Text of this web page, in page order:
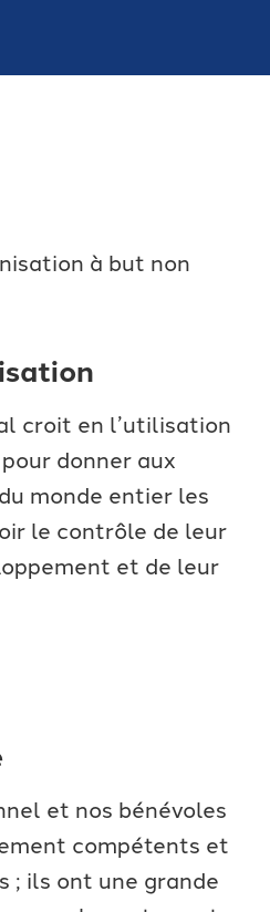
à but non
croit en l’utilisation
donner aux
monde entier les
le contrôle de leur
et de leur
et nos bénévoles
compétents et
; ils ont une grande